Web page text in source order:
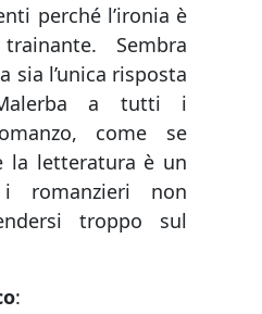
perché l’ironia è
Sembra
sia l’unica risposta
a tutti i
come se
la letteratura è un
romanzieri non
troppo sul
: